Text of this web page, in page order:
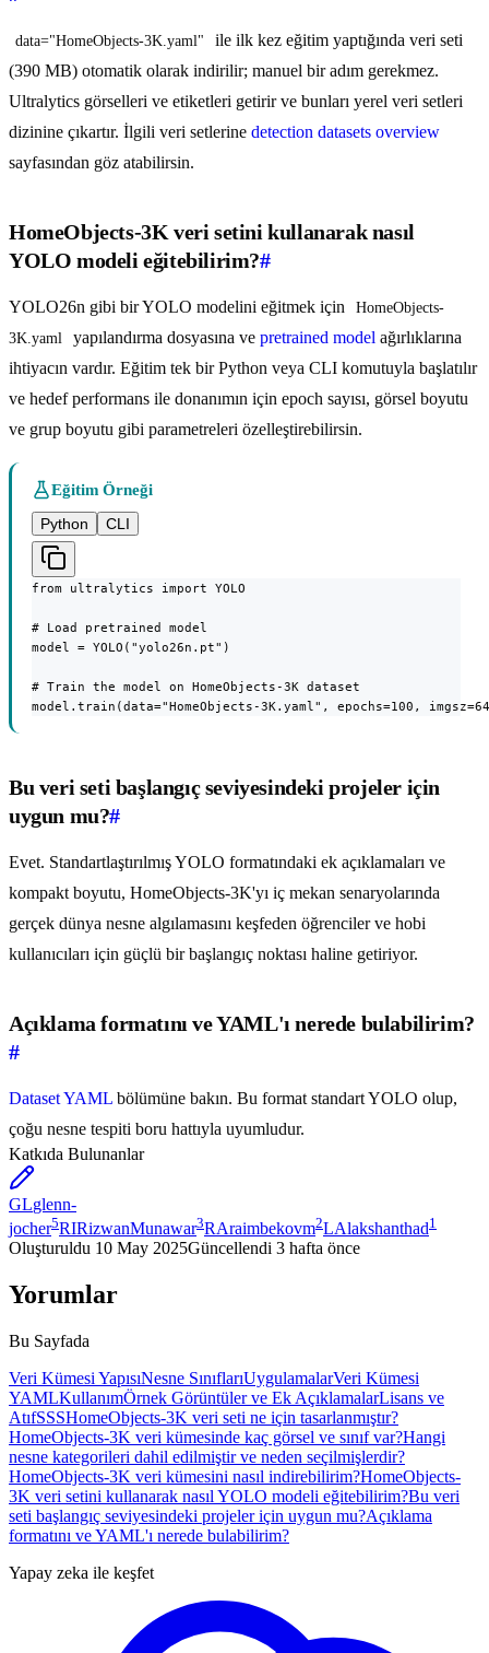
data="HomeObjects-3K.yaml"
ile ilk kez eğitim yaptığında veri seti
(390 MB) otomatik olarak indirilir; manuel bir adım gerekmez.
Ultralytics görselleri ve etiketleri getirir ve bunları yerel veri setleri
dizinine çıkartır. İlgili veri setlerine detection datasets overview
sayfasından göz atabilirsin.
HomeObjects-3K veri setini kullanarak nasıl
YOLO modeli eğitebilirim?#
YOLO26n gibi bir YOLO modelini eğitmek için
HomeObjects-
3K.yaml
yapılandırma dosyasına ve pretrained model ağırlıklarına
ihtiyacın vardır. Eğitim tek bir Python veya CLI komutuyla başlatılır
ve hedef performans ile donanımın için epoch sayısı, görsel boyutu
ve grup boyutu gibi parametreleri özelleştirebilirsin.
Eğitim Örneği
Python
CLI
from ultralytics import YOLO
# Load pretrained model
model = YOLO("yolo26n.pt")
# Train the model on HomeObjects-3K dataset
model.train(data="HomeObjects-3K.yaml", epochs=100,
Bu veri seti başlangıç seviyesindeki projeler için
uygun mu?#
Evet. Standartlaştırılmış YOLO formatındaki ek açıklamaları ve
kompakt boyutu, HomeObjects-3K'yı iç mekan senaryolarında
gerçek dünya nesne algılamasını keşfeden öğrenciler ve hobi
kullanıcıları için güçlü bir başlangıç noktası haline getiriyor.
Açıklama formatını ve YAML'ı nerede bulabilirim?
#
Dataset YAML bölümüne bakın. Bu format standart YOLO olup,
çoğu nesne tespiti boru hattıyla uyumludur.
Katkıda Bulunanlar
GLglenn-
jocher5RIRizwanMunawar3RAraimbekovm2LAlakshanthad1
Oluşturuldu 10 May 2025Güncellendi 3 hafta önce
Yorumlar
Bu Sayfada
Veri Kümesi YapısıNesne SınıflarıUygulamalarVeri Kümesi
YAMLKullanımÖrnek Görüntüler ve Ek AçıklamalarLisans ve
AtıfSSSHomeObjects-3K veri seti ne için tasarlanmıştır?
HomeObjects-3K veri kümesinde kaç görsel ve sınıf var?Hangi
nesne kategorileri dahil edilmiştir ve neden seçilmişlerdir?
HomeObjects-3K veri kümesini nasıl indirebilirim?HomeObjects-
3K veri setini kullanarak nasıl YOLO modeli eğitebilirim?Bu veri
seti başlangıç seviyesindeki projeler için uygun mu?Açıklama
formatını ve YAML'ı nerede bulabilirim?
Yapay zeka ile keşfet